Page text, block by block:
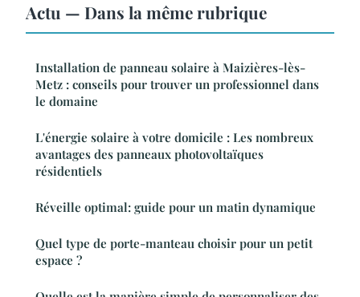
Actu — Dans la même rubrique
Installation de panneau solaire à Maizières-lès-
Metz : conseils pour trouver un professionnel dans
le domaine
L'énergie solaire à votre domicile : Les nombreux
avantages des panneaux photovoltaïques
résidentiels
Réveille optimal: guide pour un matin dynamique
Quel type de porte-manteau choisir pour un petit
espace ?